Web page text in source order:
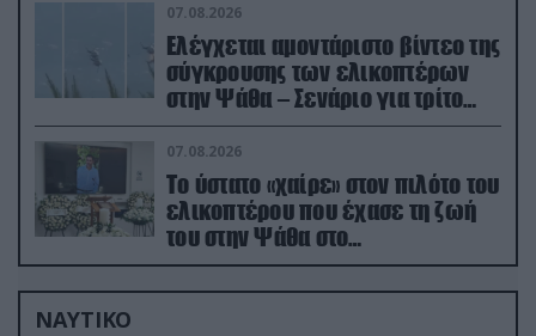
07.08.2026
Ελέγχεται αμοντάριστο βίντεο της
σύγκρουσης των ελικοπτέρων
στην Ψάθα – Σενάριο για τρίτο
ελικόπτερο
07.08.2026
Το ύστατο «χαίρε» στον πιλότο του
ελικοπτέρου που έχασε τη ζωή
του στην Ψάθα στο
αποτεφρωτήριο Ριτσώνας
ΝΑΥΤΙΚΟ